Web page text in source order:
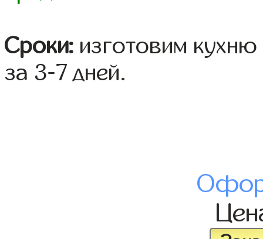
Сроки: изготовим
за 3-7 дней.